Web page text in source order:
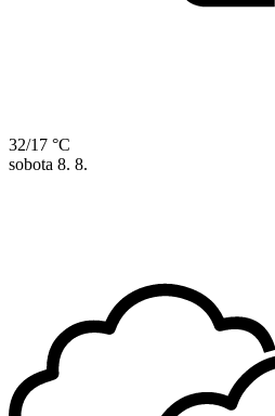
32/17 °C
sobota 8. 8.